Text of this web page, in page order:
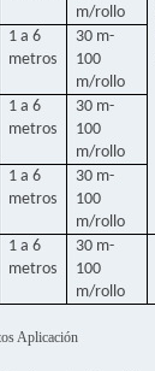
m/rollo
1 a 6
metros
30 m-
100
m/rollo
1 a 6
metros
30 m-
100
m/rollo
1 a 6
metros
30 m-
100
m/rollo
1 a 6
metros
30 m-
100
m/rollo
Aplicación